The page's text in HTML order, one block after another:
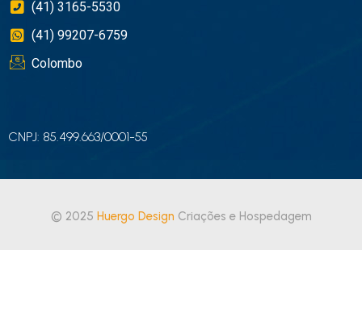
(41) 3165-5530
(41) 99207-6759
Colombo
CNPJ: 85.499.663/0001-55
© 2025 Huergo Design Criações e Hospedagem